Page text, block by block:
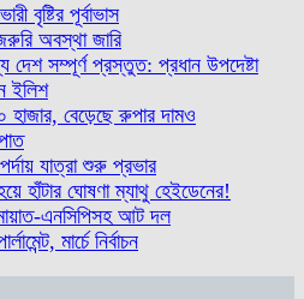
বৃষ্টির পূর্বাভাস
অবস্থা জারি
দেশ সম্পূর্ণ প্রস্তুত: প্রধান উপদেষ্টা
ইলিশ
হাজার, বেড়েছে রুপার দামও
যাত্রা শুরু প্রভার
হাঁটার ঘোষণা ম্যাথু হেইডেনের!
এনসিপিসহ আট দল
মার্চে নির্বাচন